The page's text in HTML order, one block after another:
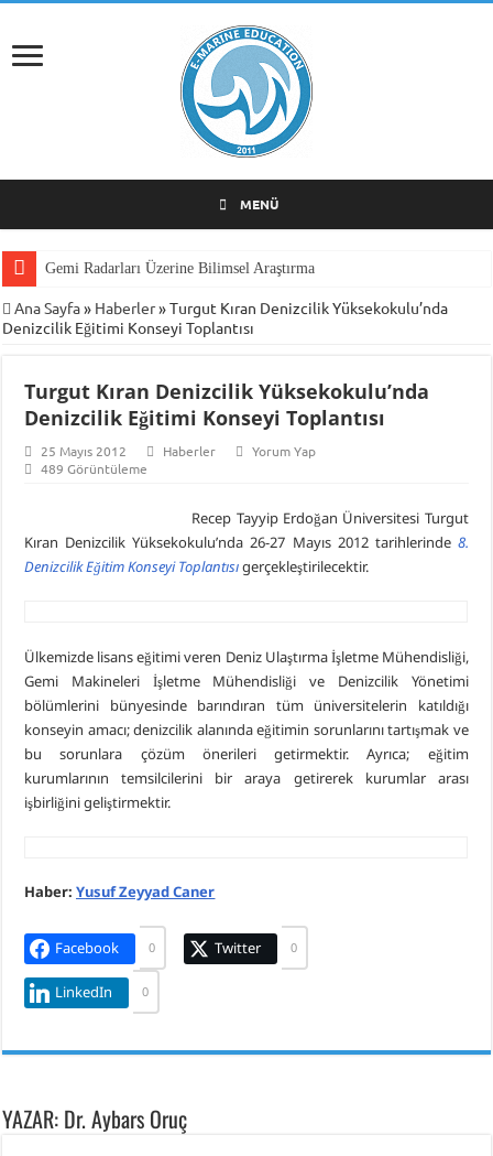
MENÜ
Gemi Radarları Üzerine Bilimsel Araştırma
Ana Sayfa» Haberler»Turgut Kıran Denizcilik Yüksekokulu’nda
Denizcilik Eğitimi Konseyi Toplantısı
Turgut Kıran Denizcilik Yüksekokulu’nda
Denizcilik Eğitimi Konseyi Toplantısı
25 Mayıs 2012 Haberler
Yorum Yap
489 Görüntüleme
Recep Tayyip Erdoğan Üniversitesi Turgut
Kıran Denizcilik Yüksekokulu’nda 26-27 Mayıs 2012 tarihlerinde 8.
Denizcilik Eğitim Konseyi Toplantısıgerçekleştirilecektir.
Ülkemizde lisans eğitimi veren Deniz Ulaştırma İşletme Mühendisliği,
Gemi Makineleri İşletme Mühendisliği ve Denizcilik Yönetimi
bölümlerini bünyesinde barındıran tüm üniversitelerin katıldığı
konseyin amacı; denizcilik alanında eğitimin sorunlarını tartışmak ve
bu sorunlara çözüm önerileri getirmektir. Ayrıca; eğitim
kurumlarının temsilcilerini bir araya getirerek kurumlar arası
işbirliğini geliştirmektir.
Haber: Yusuf Zeyyad Caner
Facebook 0 Twitter 0
LinkedIn 0
YAZAR: Dr. Aybars Oruç